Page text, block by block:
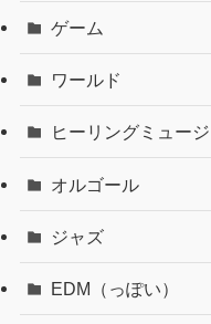
ゲーム
ワールド
ヒーリングミュー
オルゴール
ジャズ
EDM（っぽい）